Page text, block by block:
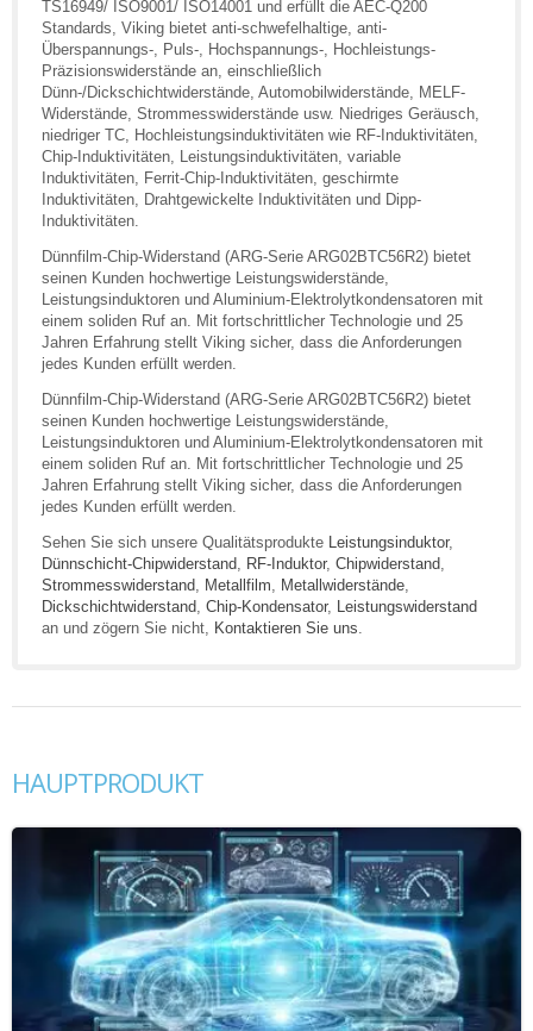
TS16949/ ISO9001/ ISO14001 und erfüllt die AEC-Q200
Standards, Viking bietet anti-schwefelhaltige, anti-
Überspannungs-, Puls-, Hochspannungs-, Hochleistungs-
Präzisionswiderstände an, einschließlich
Dünn-/Dickschichtwiderstände, Automobilwiderstände, MELF-
Widerstände, Strommesswiderstände usw. Niedriges Geräusch,
niedriger TC, Hochleistungsinduktivitäten wie RF-Induktivitäten,
Chip-Induktivitäten, Leistungsinduktivitäten, variable
Induktivitäten, Ferrit-Chip-Induktivitäten, geschirmte
Induktivitäten, Drahtgewickelte Induktivitäten und Dipp-
Induktivitäten.
Dünnfilm-Chip-Widerstand (ARG-Serie ARG02BTC56R2) bietet
seinen Kunden hochwertige Leistungswiderstände,
Leistungsinduktoren und Aluminium-Elektrolytkondensatoren mit
einem soliden Ruf an. Mit fortschrittlicher Technologie und 25
Jahren Erfahrung stellt Viking sicher, dass die Anforderungen
jedes Kunden erfüllt werden.
Dünnfilm-Chip-Widerstand (ARG-Serie ARG02BTC56R2) bietet
seinen Kunden hochwertige Leistungswiderstände,
Leistungsinduktoren und Aluminium-Elektrolytkondensatoren mit
einem soliden Ruf an. Mit fortschrittlicher Technologie und 25
Jahren Erfahrung stellt Viking sicher, dass die Anforderungen
jedes Kunden erfüllt werden.
Sehen Sie sich unsere Qualitätsprodukte Leistungsinduktor,
Dünnschicht-Chipwiderstand, RF-Induktor, Chipwiderstand,
Strommesswiderstand, Metallfilm, Metallwiderstände,
Dickschichtwiderstand, Chip-Kondensator, Leistungswiderstand
an und zögern Sie nicht, Kontaktieren Sie uns.
HAUPTPRODUKT